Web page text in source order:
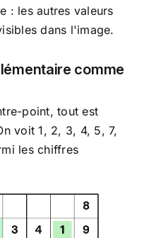
: les autres valeurs
dans l'image.
comme
point, tout est
voit 1, 2, 3, 4, 5, 7,
les chiffres